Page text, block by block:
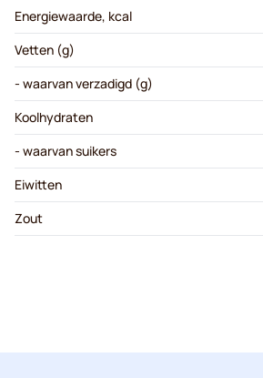
Energiewaarde, kcal
Vetten (g)
- waarvan verzadigd (g)
Koolhydraten
- waarvan suikers
Eiwitten
Zout